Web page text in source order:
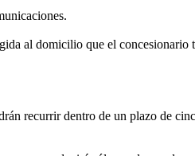
al domicilio que el concesionario
recurrir dentro de un plazo de